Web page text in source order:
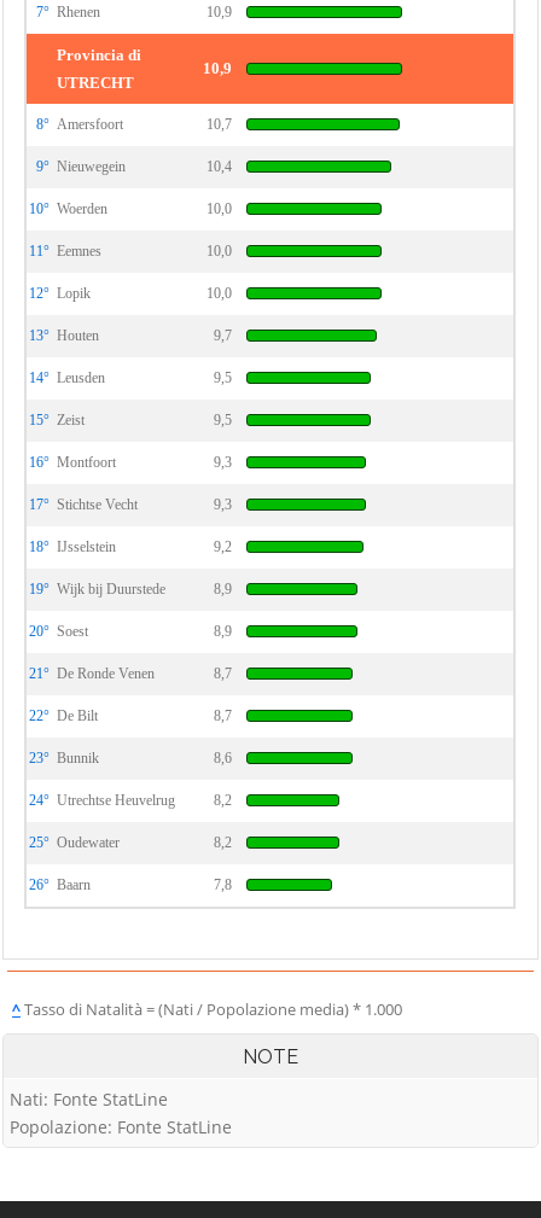
7° Rhenen 10,9
Provincia di
UTRECHT
10,9
8° Amersfoort 10,7
9° Nieuwegein 10,4
10° Woerden 10,0
11° Eemnes 10,0
12° Lopik 10,0
13° Houten 9,7
14° Leusden 9,5
15° Zeist 9,5
16° Montfoort 9,3
17° Stichtse Vecht 9,3
18° IJsselstein 9,2
19° Wijk bij Duurstede 8,9
20° Soest 8,9
21° De Ronde Venen 8,7
22° De Bilt 8,7
23° Bunnik 8,6
24° Utrechtse Heuvelrug 8,2
25° Oudewater 8,2
26° Baarn 7,8
^Tasso di Natalità = (Nati / Popolazione media) * 1.000
NOTE
Nati: Fonte StatLine
Popolazione: Fonte StatLine